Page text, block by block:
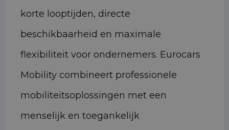
korte looptijden, directe
beschikbaarheid en maximale
flexibiliteit voor ondernemers. Eurocars
Mobility combineert professionele
mobiliteitsoplossingen met een
menselijk en toegankelijk